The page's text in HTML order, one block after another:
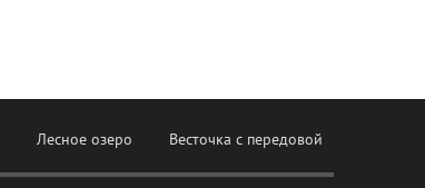
Лесное озеро Весточка с передовой